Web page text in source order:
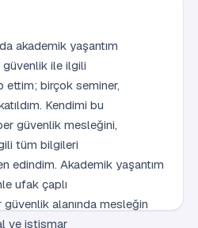
akademik yaşantım
ile ilgili
ettim; birçok seminer,
Kendimi bu
güvenlik mesleğini,
tüm bilgileri
edindim. Akademik yaşantım
ufak çaplı
güvenlik alanında mesleğin
ve istismar